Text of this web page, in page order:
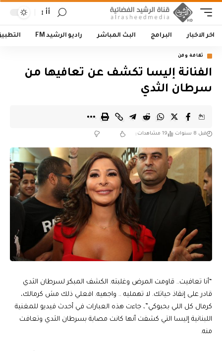
أأ
اخر الاخبار البرامج البث المباشر راديو الرشيد FM
ثقافة وفن
الفنانة إليسا تكشف عن تعافيها من
سرطان الثدي
قبل 8 سنوات 19 مشاهدات
“أنا تعافيت.. قاومت المرض وغلبته. الكشف المبكر لسرطان الثدي
قادر على إنقاذ حياتك. لا تهمليه .. واجهيه. افعلي ذلك مش كرمالك،
كرمال كل اللي بحبوكي”، جاءت هذه العبارات في أحدث فيديو للمغنية
اللبنانية إليسا التي كشفت أنها كانت مصابة بسرطان الثدي وتعافت
منه.